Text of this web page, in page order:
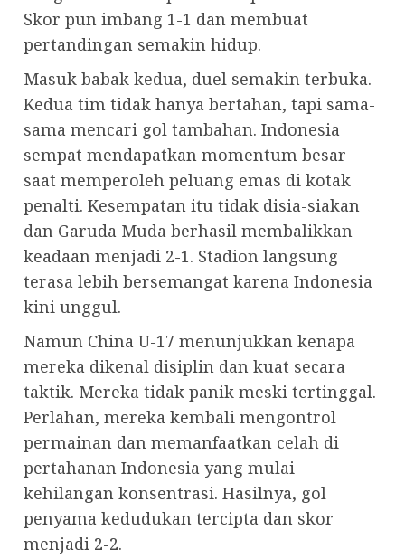
Skor pun imbang 1-1 dan membuat
pertandingan semakin hidup.
Masuk babak kedua, duel semakin terbuka.
Kedua tim tidak hanya bertahan, tapi sama-
sama mencari gol tambahan. Indonesia
sempat mendapatkan momentum besar
saat memperoleh peluang emas di kotak
penalti. Kesempatan itu tidak disia-siakan
dan Garuda Muda berhasil membalikkan
keadaan menjadi 2-1. Stadion langsung
terasa lebih bersemangat karena Indonesia
kini unggul.
Namun China U-17 menunjukkan kenapa
mereka dikenal disiplin dan kuat secara
taktik. Mereka tidak panik meski tertinggal.
Perlahan, mereka kembali mengontrol
permainan dan memanfaatkan celah di
pertahanan Indonesia yang mulai
kehilangan konsentrasi. Hasilnya, gol
penyama kedudukan tercipta dan skor
menjadi 2-2.